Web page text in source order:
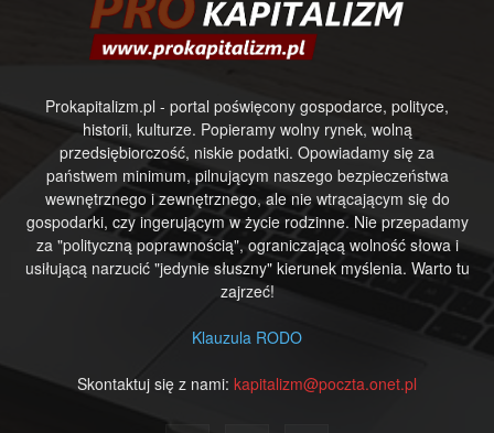
Prokapitalizm.pl - portal poświęcony gospodarce, polityce,
historii, kulturze. Popieramy wolny rynek, wolną
przedsiębiorczość, niskie podatki. Opowiadamy się za
państwem minimum, pilnującym naszego bezpieczeństwa
wewnętrznego i zewnętrznego, ale nie wtrącającym się do
gospodarki, czy ingerującym w życie rodzinne. Nie przepadamy
za "polityczną poprawnością", ograniczającą wolność słowa i
usiłującą narzucić "jedynie słuszny" kierunek myślenia. Warto tu
zajrzeć!
Klauzula RODO
Skontaktuj się z nami: kapitalizm@poczta.onet.pl